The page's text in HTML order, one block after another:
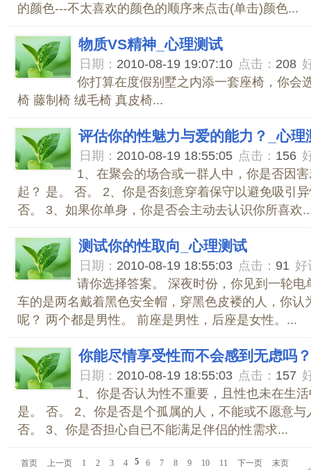
的颜色---不太喜欢的颜色的顺序来点击(单击)颜色...
物质VS精神_心理测试
日期： 2010-08-19 19:07:10 点击： 208
你打算在度假别墅之内添一套座椅，你会
椅 藤制椅 绒毛椅 真皮椅...
评估你的性魅力与爱的能力？_心理
日期： 2010-08-19 18:55:05 点击： 156
1、在聚会的场合或一群人中，你是否因
起？ 是。 否。 2、你是否刻意穿着保守以避免吸引
否。 3、如果你单身，你是否会主动去认识你所喜欢
测试你的性取向_心理测试
日期： 2010-08-19 18:55:03 点击： 91 好
请你选择答案。 深夜时份，你见到一轮电
车的是两名戴着黑色安全帽，穿黑色皮褛的人，你认
呢？ 两个都是男性。 前座是男性，后座是女性。...
你能尽情享受性而不会感到无虑吗
日期： 2010-08-19 18:55:03 点击： 157
1、你是否认为性不重要，且性也未在生
是。 否。 2、你是否是个孤属的人，不能或不愿意
否。 3、你是否担心自已不能满足伴侣的性需求...
首页 上一页 1 2 3 4 5 6 7 8 9 10 11 下一页
末页